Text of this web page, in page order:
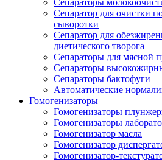
Сепараторы
Сепаратор для очистки
сыворотки
Сепаратор для
диетического творога
Сепараторы для мясной
Сепараторы
Сепараторы бактофуги
Автоматические
Гомогенизаторы
Гомогенизаторы
Гомогенизаторы
Гомогенизатор масла
Гомогенизатор
Гомогенизатор-